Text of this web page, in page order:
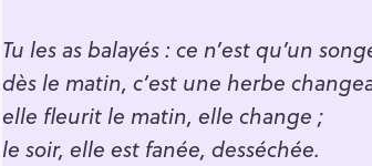
Tu les as balayés : ce n’est qu’un
dès le matin, c’est une herbe
elle fleurit le matin, elle change ;
le soir, elle est fanée, desséchée.